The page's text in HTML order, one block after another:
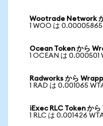
Wootrade Network
1 WOO は
Ocean Token から
1 OCEAN は 0.000501
Radworks から
1 RAD は 0.001065
iExec RLC Token か
1 RLC は 0.001426